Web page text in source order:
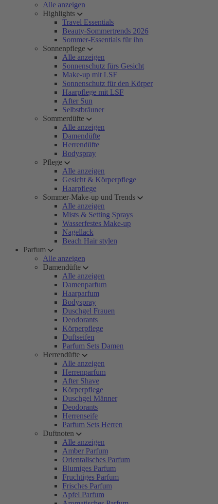
Alle anzeigen
Highlights
Travel Essentials
Beauty-Sommertrends 2026
Sommer-Essentials für ihn
Sonnenpflege
Alle anzeigen
Sonnenschutz fürs Gesicht
Make-up mit LSF
Sonnenschutz für den Körper
Haarpflege mit LSF
After Sun
Selbstbräuner
Sommerdüfte
Alle anzeigen
Damendüfte
Herrendüfte
Bodyspray
Pflege
Alle anzeigen
Gesicht & Körperpflege
Haarpflege
Sommer-Make-up und Trends
Alle anzeigen
Mists & Setting Sprays
Wasserfestes Make-up
Nagellack
Beach Hair stylen
Parfum
Alle anzeigen
Damendüfte
Alle anzeigen
Damenparfum
Haarparfum
Bodyspray
Duschgel Frauen
Deodorants
Körperpflege
Duftseifen
Parfum Sets Damen
Herrendüfte
Alle anzeigen
Herrenparfum
After Shave
Körperpflege
Duschgel Männer
Deodorants
Herrenseife
Parfum Sets Herren
Duftnoten
Alle anzeigen
Amber Parfum
Orientalisches Parfum
Blumiges Parfum
Fruchtiges Parfum
Frisches Parfum
Apfel Parfum